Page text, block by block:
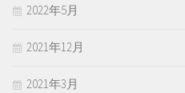
2022年5月
2021年12月
2021年3月